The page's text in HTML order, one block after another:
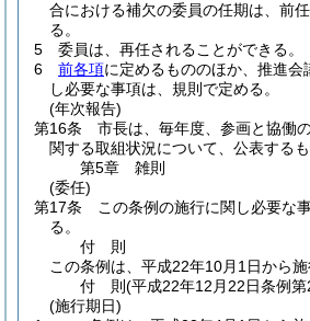
合における補欠の委員の任期は、前
る。
5
委員は、再任されることができる。
6
前各項に定めるもののほか、推進会
し必要な事項は、規則で定める。
(年次報告)
第16条
市長は、毎年度、参画と協働
関する取組状況について、公表するも
第5章
雑則
(委任)
第17条
この条例の施行に関し必要な
る。
付 則
この条例は、平成22年10月1日から施
付 則(平成22年12月22日条例
(施行期日)